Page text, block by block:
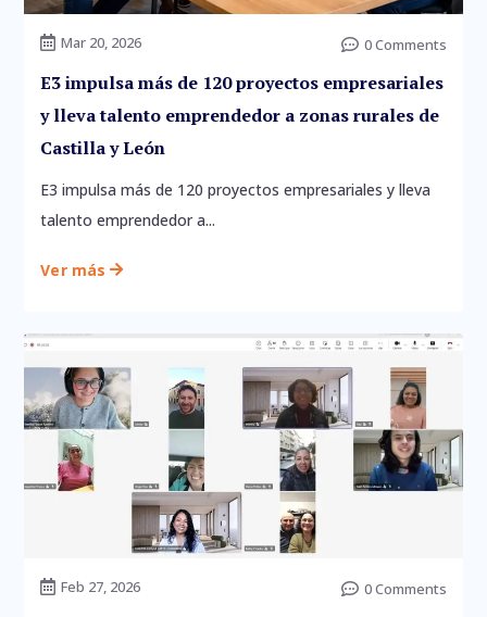
 Mar 20, 2026  0 Comments
E3 impulsa más de 120 proyectos empresariales
y lleva talento emprendedor a zonas rurales de
Castilla y León
E3 impulsa más de 120 proyectos empresariales y lleva
talento emprendedor a...
Ver más 
 Feb 27, 2026  0 Comments